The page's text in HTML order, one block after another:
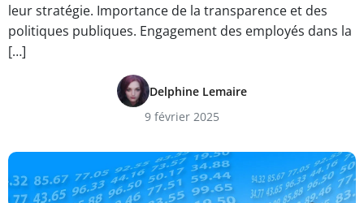
leur stratégie. Importance de la transparence et des
politiques publiques. Engagement des employés dans la
[…]
Delphine Lemaire
9 février 2025